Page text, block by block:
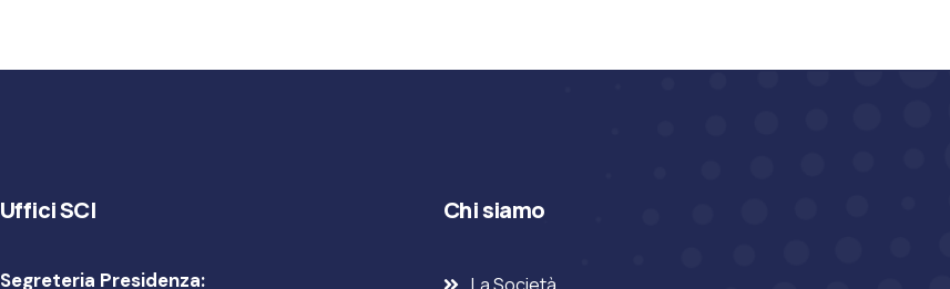
Uffici SCI
Segreteria Presidenza:
Chi siamo
La Società